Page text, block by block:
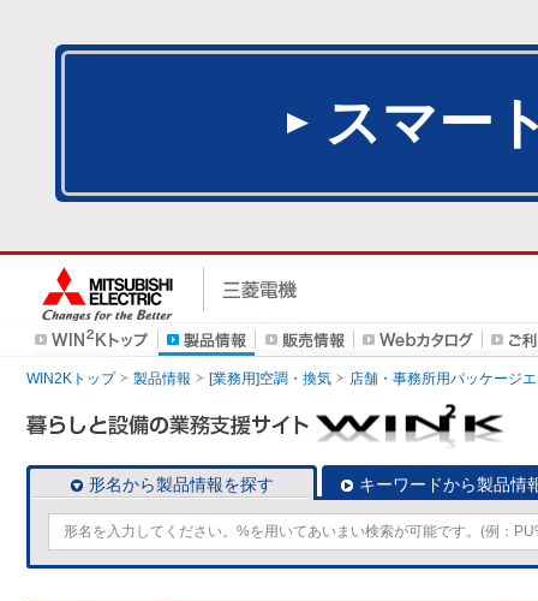
スマー
WIN2Kトップ 製品情報 [業務用]空調・換気 店舗・事務所用パッケージ
形名から製品情報を探す キーワードから製品情